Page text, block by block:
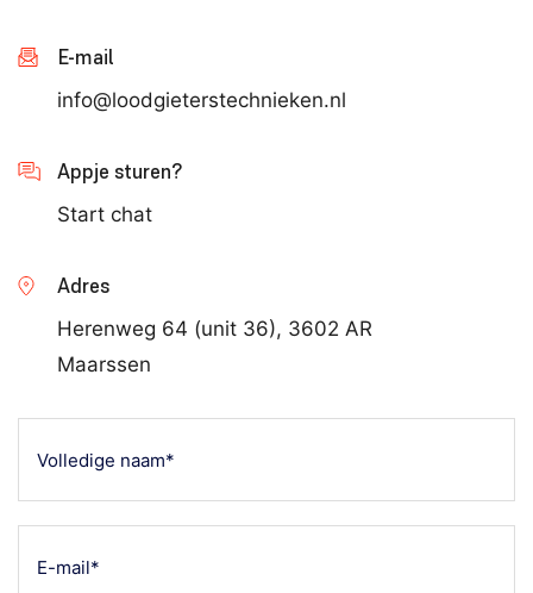
E-mail
info@loodgieterstechnieken.nl
Appje sturen?
Start chat
Adres
Herenweg 64 (unit 36), 3602 AR
Maarssen
naam*
(Vereist)
mailadres